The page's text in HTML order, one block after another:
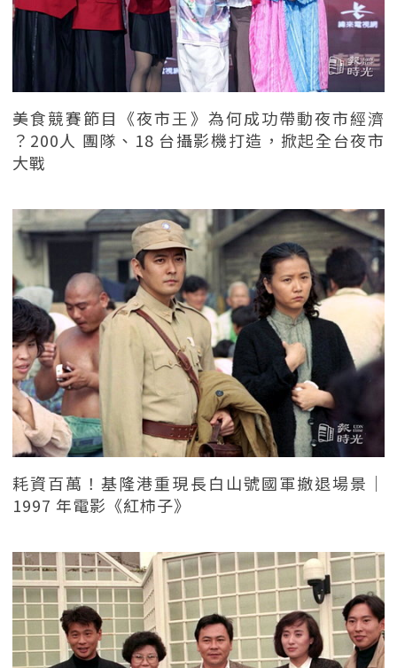
美食競賽節目《夜市王》為何成功帶動夜市經濟
？200人 團隊、18 台攝影機打造，掀起全台夜市
大戰
耗資百萬！基隆港重現長白山號國軍撤退場景｜
1997 年電影《紅柿子》